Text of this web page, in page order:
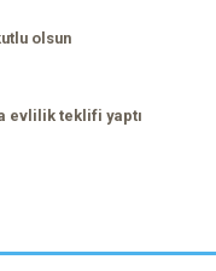
olsun
evlilik teklifi yaptı